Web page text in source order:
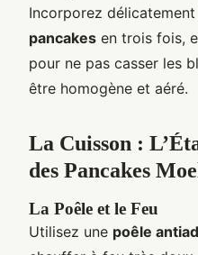
Incorporez délicatement
pancakes en trois fois,
pour ne pas casser les
être homogène et aéré.
La Cuisson :
des Pancakes
La Poêle et le Feu
Utilisez une poêle